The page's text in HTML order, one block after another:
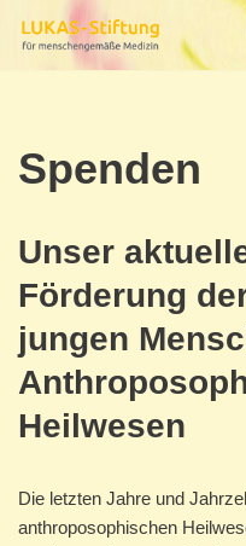
Spenden
Unser
Förderung
jungen
Heilwesen
Die letzten Jahre und
anthroposophischen